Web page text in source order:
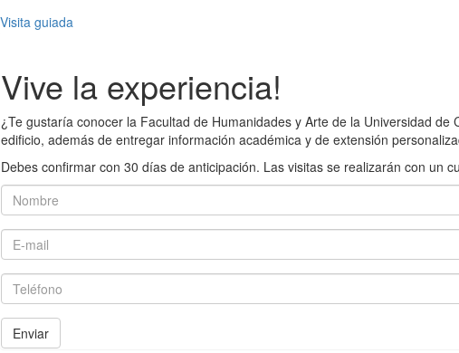
Visita guiada
Vive la experiencia!
¿Te gustaría conocer la Facultad de Humanidades y Arte de la Universidad
edificio, además de entregar información académica y de extensión
Debes confirmar con 30 días de anticipación. Las visitas se realizarán con un
Nombre
E-mail
Teléfono
Enviar